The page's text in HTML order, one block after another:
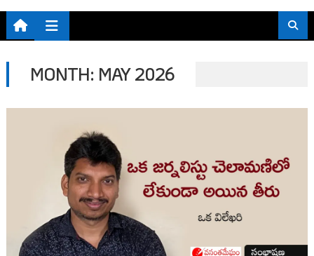
MONTH: MAY 2026